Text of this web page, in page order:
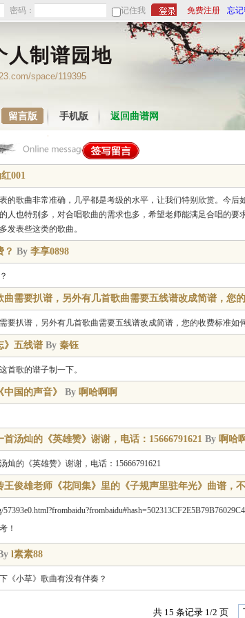
密码： 记住我 免费注册 忘记
人制谱园地
space/119395
留言版 手机版 返回曲谱网
001
的歌曲非常准确，几乎都是考级的水平，让我们特别欣赏。今
人也特别多，对合唱歌曲的需求也多，希望老师能满足合唱的
发表些这类的歌曲。
？ By 李享0898
曲需要扒谱，另外有几首歌曲需要五线谱改成简谱，您
要扒谱，另外有几首歌曲需要五线谱改成简谱，您的收费标准如
》五线谱 By 秦钰
首歌的谱子制一下。
国的声音》 By 啊哈啊啊
汤灿的《英雄赞》谢谢，电话：15666791621 By 啊哈
灿的《英雄赞》谢谢，电话：15666791621
俊雄老师《花间集》里的《子规声里驻年光》曲谱，不
！
l素素88
《小草》歌曲有没有伴奏？
共 15 条记录 1/2 页